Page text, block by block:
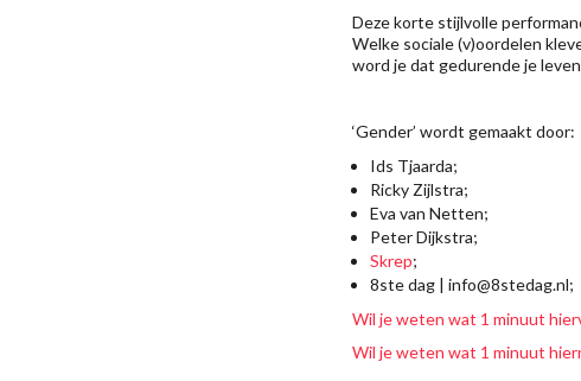
Deze korte stijlvolle
Welke sociale (v)oordelen
word je dat gedurende je
‘Gender’ wordt gemaakt door:
Ids Tjaarda;
Ricky Zijlstra;
Eva van Netten;
Peter Dijkstra;
Skrep;
8ste dag | info@8stedag.nl;
Wil je weten wat 1 minuut
Wil je weten wat 1 minuut